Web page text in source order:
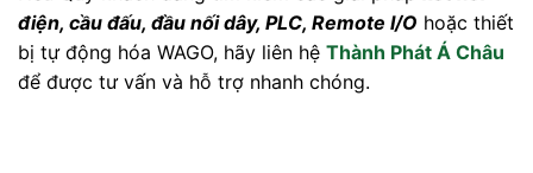
điện, cầu đấu, đầu nối dây, PLC, Remote I/O hoặc thiết
bị tự động hóa WAGO, hãy liên hệ Thành Phát Á Châu
để được tư vấn và hỗ trợ nhanh chóng.